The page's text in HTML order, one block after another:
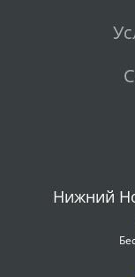
Нижний